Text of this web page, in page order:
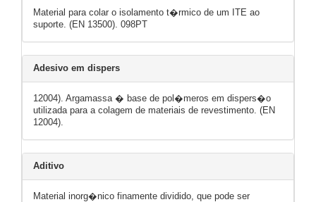
Material para colar o isolamento t�rmico de um ITE ao
suporte. (EN 13500). 098PT
Adesivo em dispers
12004). Argamassa � base de pol�meros em dispers�o
utilizada para a colagem de materiais de revestimento. (EN
12004).
Aditivo
Material inorg�nico finamente dividido, que pode ser